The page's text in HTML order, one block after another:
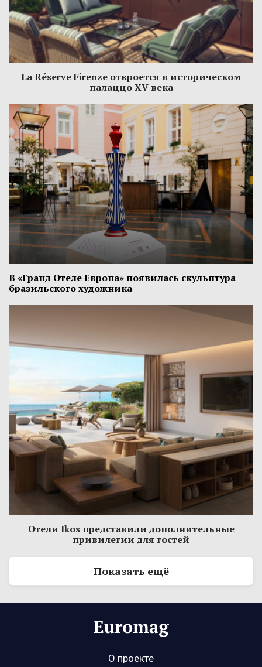
La Réserve Firenze откроется в историческом
палаццо XV века
В «Гранд Отеле Европа» появилась скульптура
бразильского художника
Отели Ikos представили дополнительные
привилегии для гостей
Показать ещё
О проекте